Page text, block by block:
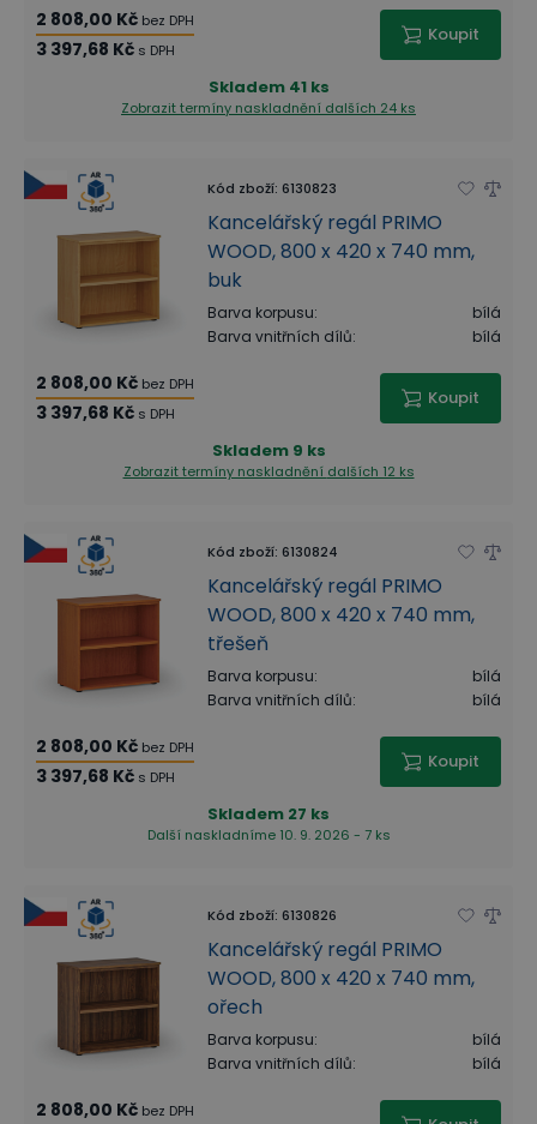
2 808,00 Kč bez DPH
3 397,68 Kč s DPH
Koupit
Skladem 41 ks
Zobrazit termíny naskladnění dalších 24 ks
Kód zboží: 6130823
Kancelářský regál PRIMO
WOOD, 800 x 420 x 740 mm,
buk
Barva korpusu:
bílá
Barva vnitřních dílů: bílá
2 808,00 Kč bez DPH
3 397,68 Kč s DPH
Koupit
Skladem 9 ks
Zobrazit termíny naskladnění dalších 12 ks
Kód zboží: 6130824
Kancelářský regál PRIMO
WOOD, 800 x 420 x 740 mm,
třešeň
Barva korpusu:
bílá
Barva vnitřních dílů: bílá
2 808,00 Kč bez DPH
3 397,68 Kč s DPH
Koupit
Skladem 27 ks
Další naskladníme 10. 9. 2026 - 7 ks
Kód zboží: 6130826
Kancelářský regál PRIMO
WOOD, 800 x 420 x 740 mm,
ořech
Barva korpusu:
bílá
Barva vnitřních dílů: bílá
2 808,00 Kč bez DPH